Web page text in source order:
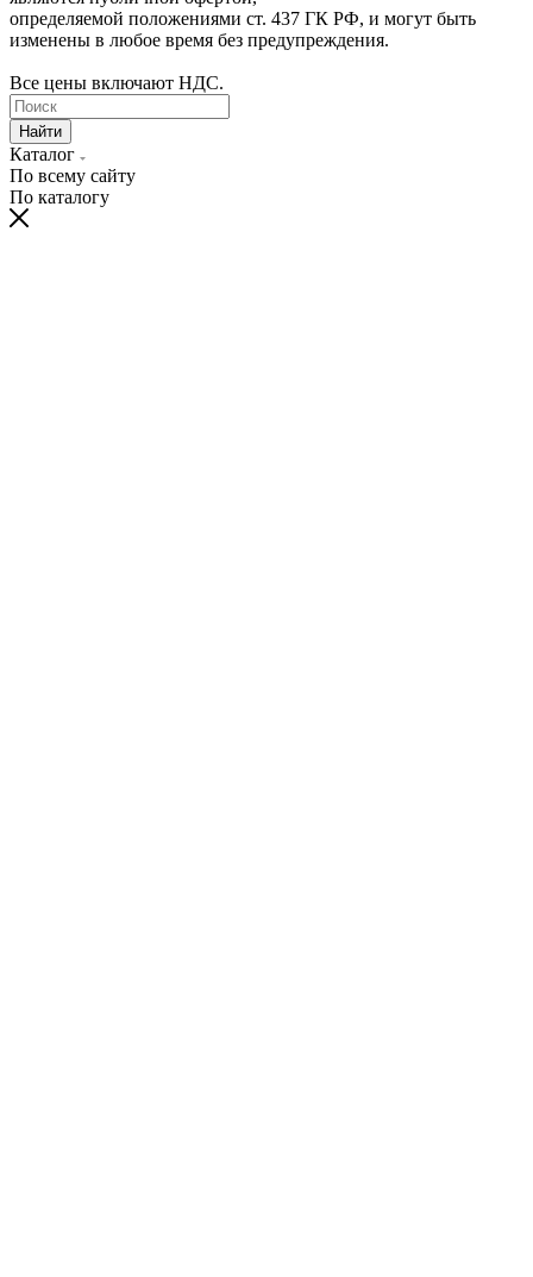
определяемой положениями ст. 437 ГК РФ, и могут быть
изменены в любое время без предупреждения.
Все цены включают НДС.
Найти
Каталог
По всему сайту
По каталогу